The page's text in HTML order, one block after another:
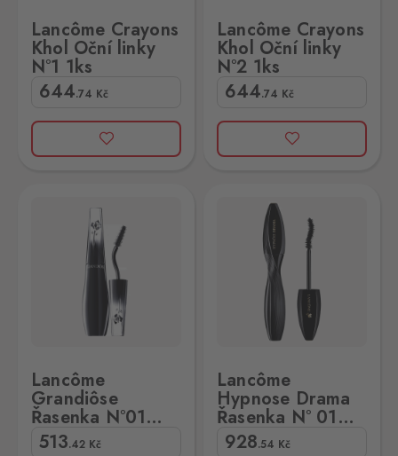
Lancôme Crayons
Khol Oční linky
N°1 1ks
644.74 Kč
Lancôme Crayons
Khol Oční linky
N°2 1ks
644.74 Kč
Lancôme
Grandiôse
Řasenka N°01
6,5ml
513.42 Kč
Lancôme
Hypnose Drama
Řasenka N° 01
Black
928.54 Kč